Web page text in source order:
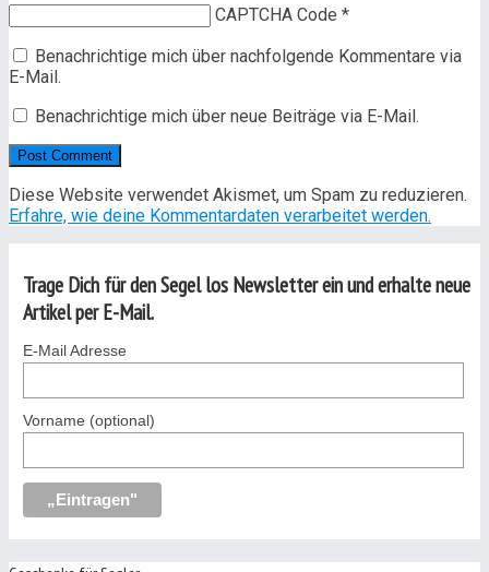
CAPTCHA Code *
Benachrichtige mich über nachfolgende Kommentare via
E-Mail.
Benachrichtige mich über neue Beiträge via E-Mail.
Diese Website verwendet Akismet, um Spam zu reduzieren.
Erfahre, wie deine Kommentardaten verarbeitet werden.
Trage Dich für den Segel los Newsletter ein und erhalte neue
Artikel per E-Mail.
E-Mail Adresse
Vorname (optional)